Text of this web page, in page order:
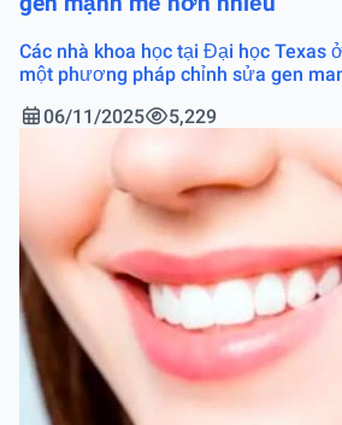
Các nhà khoa học tại Đại học Texas
một phương pháp chỉnh sửa gen
06/11/2025
5,229